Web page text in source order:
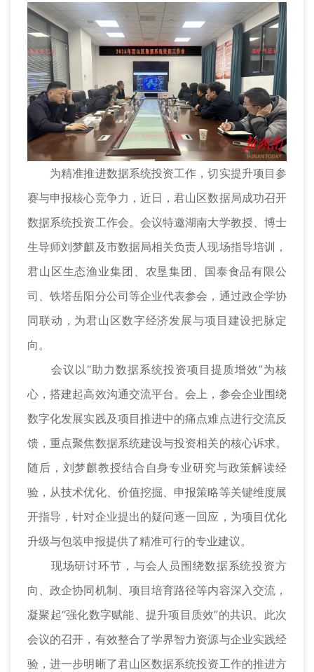
为精准推进数据系统投资工作，切实提升项目参
赛与申报核心竞争力，近日，君山区数据局成功召开
数据系统投资工作会。会议特邀湖南大学教授、博士
生导师刘梦麒及市数据局相关负责人现场指导培训，
君山区生态渔业集团、农垦集团、国泰食品有限公
司、铁塔岳阳分公司等企业代表参会，通过政企学协
同联动，为君山区数字经济发展与项目建设把脉定
向。
会议以“助力数据系统投资项目提质增效”为核
心，搭建起高效沟通交流平台。会上，参会企业围绕
数字化发展实践及项目推进中的痛点难点进行交流反
馈，重点聚焦数据系统建设与投资相关的核心诉求。
随后，刘梦麒教授结合自身专业研究与政策解读经
验，从技术优化、价值挖掘、申报策略等关键维度展
开指导，针对企业提出的疑问逐一回应，为项目优化
升级与包装申报提供了精准可行的专业建议。
现场研讨环节，与会人员围绕数据系统投资方
向、政企协同机制、项目培育路径等内容深入交流，
凝聚起“强化数字赋能、提升项目质效”的共识。此次
会议的召开，有效整合了学界智力资源与企业实践经
验，进一步明晰了君山区数据系统投资工作的推进方